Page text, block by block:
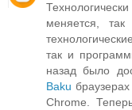
меняется,
так и
назад было
Baku
Chrome.